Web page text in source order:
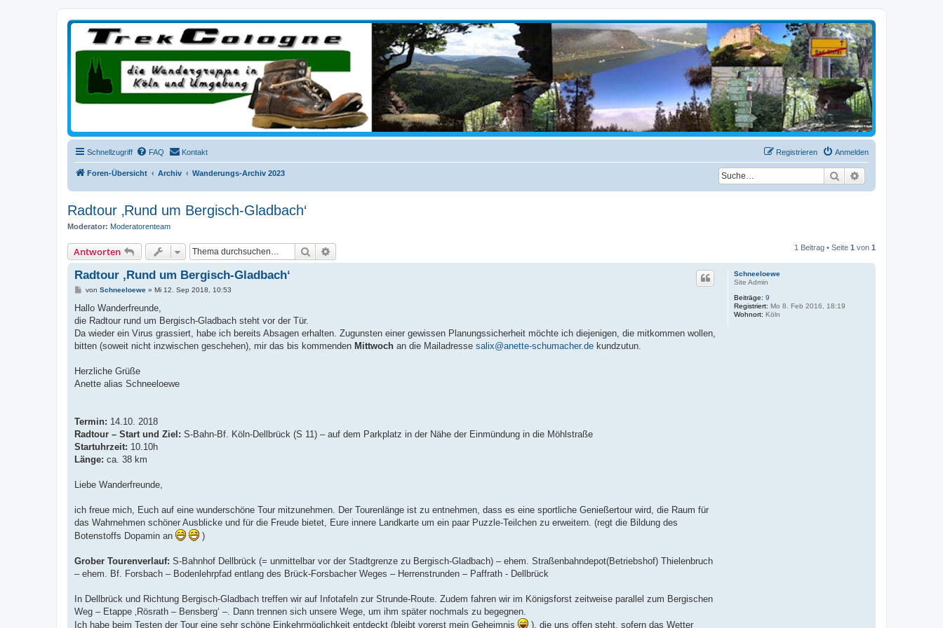
trekcologne.de
Wanderungen rund um Köln
Schnellzugriff FAQ Kontakt Anmelden
Registrieren
Foren-Übersicht Archiv Wanderungs-Archiv 2023 Suche
Radtour ‚Rund um Bergisch-Gladbach‘
Moderator: Moderatorenteam
Antworten Suche 1 Beitrag • Seite 1 von 1
Schneeloewe
Site Admin
Beiträge: 9
Registriert: Mo 8. Feb 2016, 18:19
Wohnort: Köln
Radtour ‚Rund um Bergisch-Gladbach‘
B
i
r
a
von Schneeloewe» Mi 12. Sep 2018, 10:53
Hallo Wanderfreunde,
die Radtour rund um Bergisch-Gladbach steht vor der Tür.
Da wieder ein Virus grassiert, habe ich bereits Absagen erhalten. Zugunsten einer gewissen Planungssicherheit möchte ich diejenigen, die mitkommen wollen,
bitten (soweit nicht inzwischen geschehen), mir das bis kommenden Mittwoch an die Mailadresse salix@anette-schumacher.de kundzutun.
Herzliche Grüße
Anette alias Schneeloewe
Termin: 14.10. 2018
Radtour – Start und Ziel: S-Bahn-Bf. Köln-Dellbrück (S 11) – auf dem Parkplatz in der Nähe der Einmündung in die Möhlstraße
Startuhrzeit: 10.10h
Länge: ca. 38 km
Liebe Wanderfreunde,
ich freue mich, Euch auf eine wunderschöne Tour mitzunehmen. Der Tourenlänge ist zu entnehmen, dass es eine sportliche Genießertour wird, die Raum für
das Wahrnehmen schöner Ausblicke und für die Freude bietet, Eure innere Landkarte um ein paar Puzzle-Teilchen zu erweitern. (regt die Bildung des
Botenstoffs Dopamin an
)
Grober Tourenverlauf: S-Bahnhof Dellbrück (= unmittelbar vor der Stadtgrenze zu Bergisch-Gladbach) – ehem. Straßenbahndepot(Betriebshof) Thielenbruch
– ehem. Bf. Forsbach – Bodenlehrpfad entlang des Brück-Forsbacher Weges – Herrenstrunden – Paffrath - Dellbrück
In Dellbrück und Richtung Bergisch-Gladbach treffen wir auf Infotafeln zur Strunde-Route. Zudem fahren wir im Königsforst zeitweise parallel zum Bergischen
Weg – Etappe ‚Rösrath – Bensberg‘ –. Dann trennen sich unsere Wege, um ihm später nochmals zu begegnen.
Ich habe beim Testen der Tour eine sehr schöne Einkehrmöglichkeit entdeckt (bleibt vorerst mein Geheimnis
), die uns offen steht, sofern das Wetter